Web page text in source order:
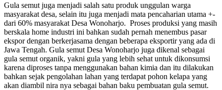
Gula semut juga menjadi salah satu produk unggulan warga
masyarakat desa, selain itu juga menjadi mata pencaharian utama +-
dari 60% masyarakat Desa Wonoharjo. Proses produksi yang masih
berskala home industri ini bahkan sudah pernah menembus pasar
ekspor dengan berkerjasama dengan beberapa eksportir yang ada di
Jawa Tengah. Gula semut Desa Wonoharjo juga dikenal sebagai
gula semut organik, yakni gula yang lebih sehat untuk dikonsumsi
karena diproses tanpa menggunakan bahan kimia dan itu dilakukan
bahkan sejak pengolahan lahan yang terdapat pohon kelapa yang
akan diambil nira nya sebagai bahan baku pembuatan gula semut.